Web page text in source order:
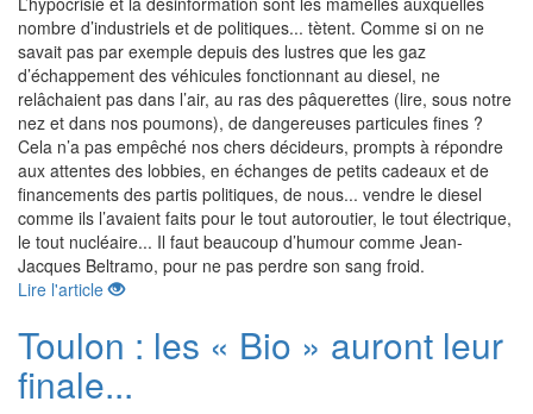
nombre d’industriels et de politiques... tètent. Comme si on ne
savait pas par exemple depuis des lustres que les gaz
d’échappement des véhicules fonctionnant au diesel, ne
relâchaient pas dans l’air, au ras des pâquerettes (lire, sous notre
nez et dans nos poumons), de dangereuses particules fines ?
Cela n’a pas empêché nos chers décideurs, prompts à répondre
aux attentes des lobbies, en échanges de petits cadeaux et de
financements des partis politiques, de nous... vendre le diesel
comme ils l’avaient faits pour le tout autoroutier, le tout électrique,
le tout nucléaire... Il faut beaucoup d’humour comme Jean-
Jacques Beltramo, pour ne pas perdre son sang froid.
Lire l'article
Toulon : les « Bio » auront leur
finale...